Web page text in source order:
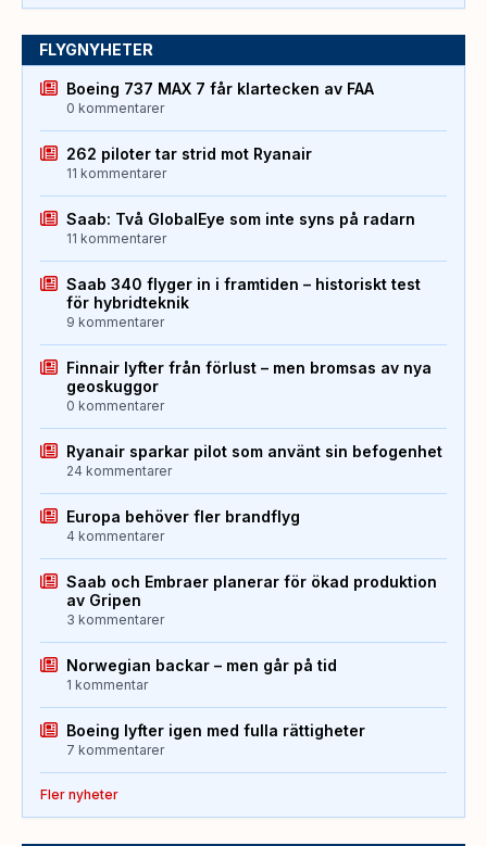
FLYGNYHETER
Boeing 737 MAX 7 får klartecken av FAA
0 kommentarer
262 piloter tar strid mot Ryanair
11 kommentarer
Saab: Två GlobalEye som inte syns på radarn
11 kommentarer
Saab 340 flyger in i framtiden – historiskt test
för hybridteknik
9 kommentarer
Finnair lyfter från förlust – men bromsas av nya
geoskuggor
0 kommentarer
Ryanair sparkar pilot som använt sin befogenhet
24 kommentarer
Europa behöver fler brandflyg
4 kommentarer
Saab och Embraer planerar för ökad produktion
av Gripen
3 kommentarer
Norwegian backar – men går på tid
1 kommentar
Boeing lyfter igen med fulla rättigheter
7 kommentarer
Fler nyheter